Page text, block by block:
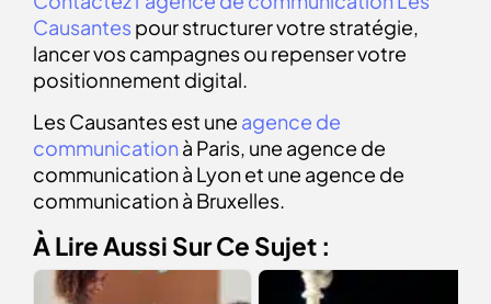
Causantes pour structurer votre stratégie,
lancer vos campagnes ou repenser votre
positionnement digital.
Les Causantes est une agence de
communication à Paris, une agence de
communication à Lyon et une agence de
communication à Bruxelles.
À Lire Aussi Sur Ce Sujet :